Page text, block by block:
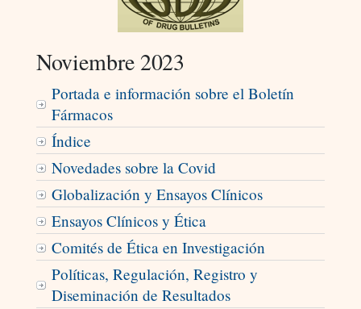
Noviembre 2023
Portada e información sobre el Boletín
Fármacos
Índice
Novedades sobre la Covid
Globalización y Ensayos Clínicos
Ensayos Clínicos y Ética
Comités de Ética en Investigación
Políticas, Regulación, Registro y
Diseminación de Resultados